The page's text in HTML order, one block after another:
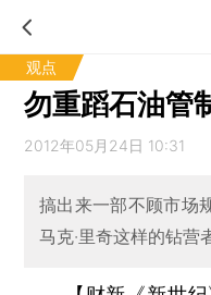
观点
勿重蹈石油管
2012年05月24日 10:31
搞出来一部不顾市场
马克·里奇这样的钻营